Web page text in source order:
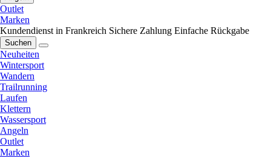
Outlet
Marken
Kundendienst in Frankreich Sichere Zahlung Einfache Rückgabe
Suchen
Neuheiten
Wintersport
Wandern
Trailrunning
Laufen
Klettern
Wassersport
Angeln
Outlet
Marken